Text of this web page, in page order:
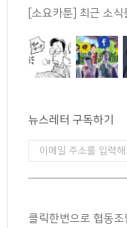
[소요카툰] 최근 소식
뉴스레터 구독하기
클릭한번으로 협동